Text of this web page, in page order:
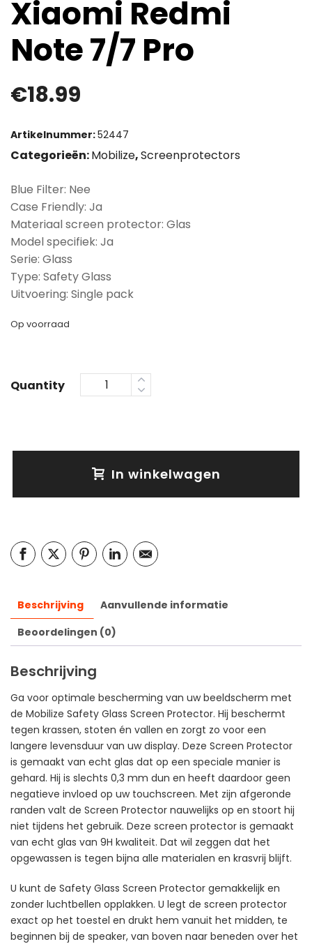
Xiaomi Redmi
Note 7/7 Pro
€18.99
Artikelnummer:52447
Categorieën:Mobilize,Screenprotectors
Blue Filter: Nee
Case Friendly: Ja
Materiaal screen protector: Glas
Model specifiek: Ja
Serie: Glass
Type: Safety Glass
Uitvoering: Single pack
Op voorraad
Quantity
In winkelwagen
Beschrijving
Aanvullende informatie
Beoordelingen (0)
Beschrijving
Ga voor optimale bescherming van uw beeldscherm met
de Mobilize Safety Glass Screen Protector. Hij beschermt
tegen krassen, stoten én vallen en zorgt zo voor een
langere levensduur van uw display. Deze Screen Protector
is gemaakt van echt glas dat op een speciale manier is
gehard. Hij is slechts 0,3 mm dun en heeft daardoor geen
negatieve invloed op uw touchscreen. Met zijn afgeronde
randen valt de Screen Protector nauwelijks op en stoort hij
niet tijdens het gebruik. Deze screen protector is gemaakt
van echt glas van 9H kwaliteit. Dat wil zeggen dat het
opgewassen is tegen bijna alle materialen en krasvrij blijft.
U kunt de Safety Glass Screen Protector gemakkelijk en
zonder luchtbellen opplakken. U legt de screen protector
exact op het toestel en drukt hem vanuit het midden, te
beginnen bij de speaker, van boven naar beneden over het